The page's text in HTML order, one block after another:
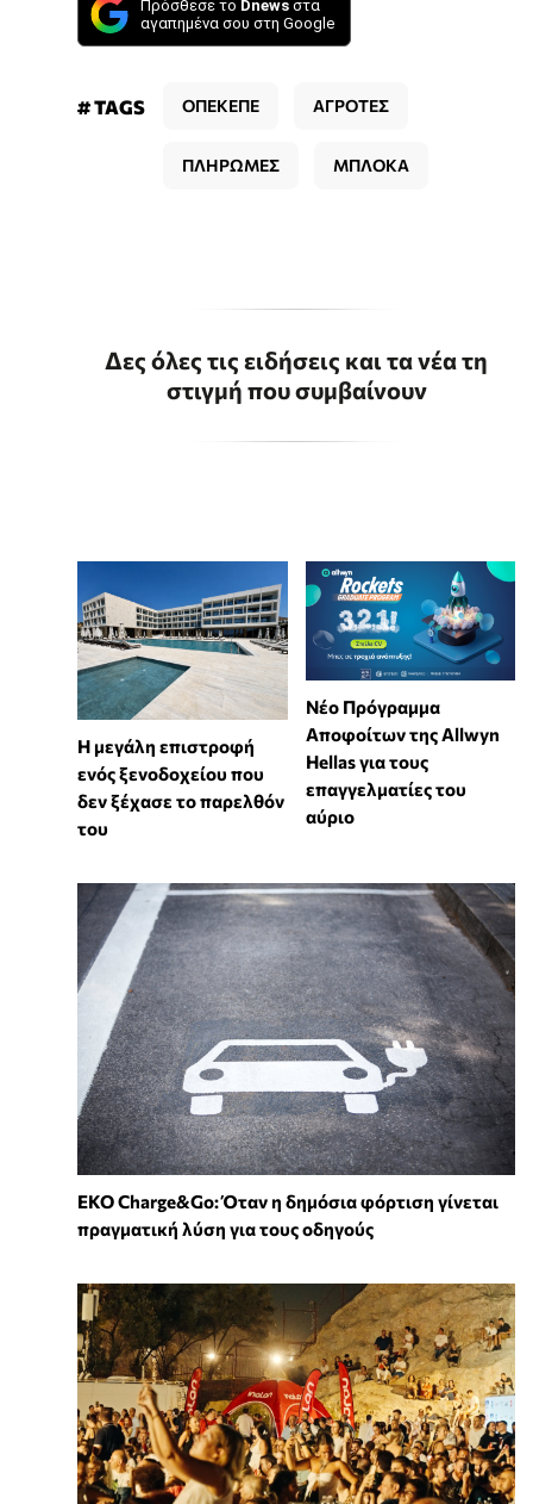
Πρόσθεσε το Dnews στα
αγαπημένα σου στη Google
# TAGS ΟΠΕΚΕΠΕ ΑΓΡΟΤΕΣ
ΠΛΗΡΩΜΕΣ ΜΠΛΟΚΑ
Δες όλες τις ειδήσεις και τα νέα τη
στιγμή που συμβαίνουν
Η μεγάλη επιστροφή
ενός ξενοδοχείου που
δεν ξέχασε το παρελθόν
του
Νέο Πρόγραμμα
Αποφοίτων της Allwyn
Hellas για τους
επαγγελματίες του
αύριο
EKO Charge&Go: Όταν η δημόσια φόρτιση γίνεται
πραγματική λύση για τους οδηγούς